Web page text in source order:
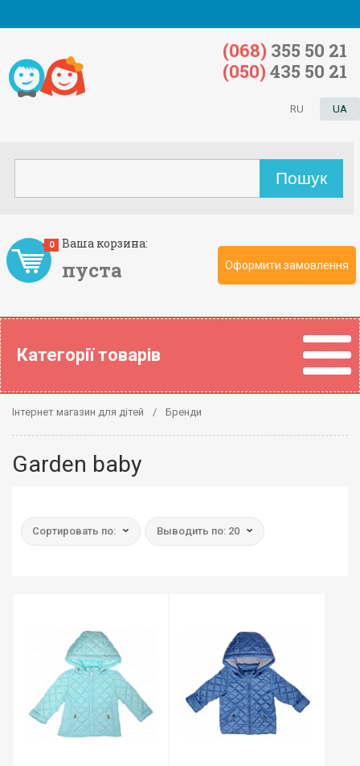
Ваша корзина:
пуста
0
Оформити замовлення
RU UA
(068) 355 50 21
(050) 435 50 21
Категорії товарів
Інтернет магазин для дітей Бренди
Garden baby
Сортировать по: Выводить по: 20